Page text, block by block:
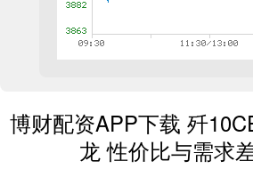
博财配资APP下载 歼
龙 性价比与需求